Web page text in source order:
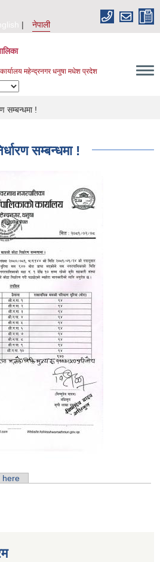
नेपाली
महेन्द्रनगर धनुषा मधेश प्रदेश
सम्बन्धमा !
सम्बन्धमा !
here